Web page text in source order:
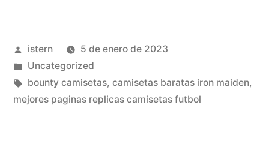
republicana»
Publicado
por
istern
5 de enero de 2023
Publicado
en
Uncategorized
Etiquetas:
bounty camisetas, camisetas baratas iron maiden,
mejores paginas replicas camisetas futbol